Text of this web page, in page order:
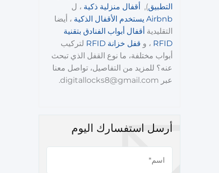
التطبيق), أقفال منزلية ذكية ، ل
Airbnb يستخدم الأقفال الذكية
، أيضا
التقليدية أقفال أبواب الفنادق بتقنية
RFID ، و قفل خزانة RFID
لتركيب
أبواب مختلفة، ما نوع القفل الذي تبحث
عنه؟ للمزيد من التفاصيل، تواصل معنا
عبر digitallocks8@gmail.com.
أرسل استفسارك اليوم